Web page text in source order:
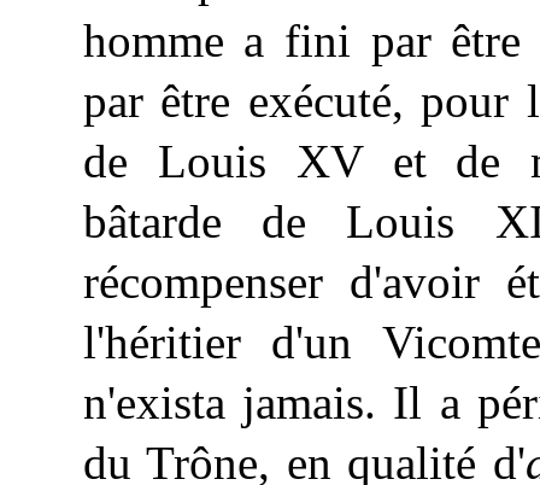
homme a fini par
par être exécuté,
de Louis XV et de
bâtarde de Louis
récompenser d'avoir
l'héritier d'un
n'exista jamais. Il a
du Trône, en qualité d'